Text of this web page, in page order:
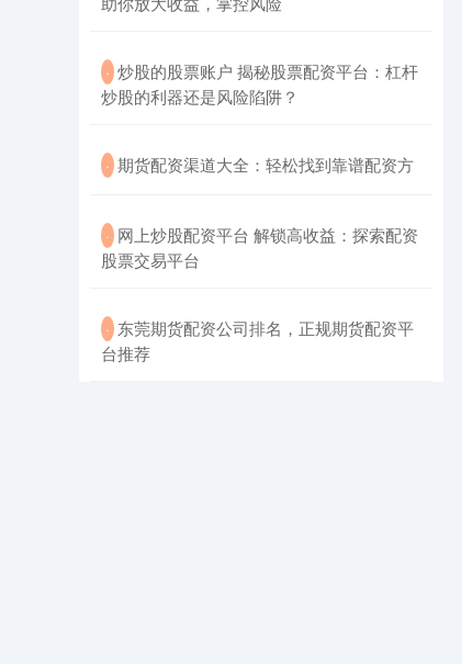
· ​炒股的股票账户 揭秘股票配资平台：杠杆
炒股的利器还是风险陷阱？
· ​期货配资渠道大全：轻松找到靠谱配资方
· ​网上炒股配资平台 解锁高收益：探索配资
股票交易平台
· ​东莞期货配资公司排名，正规期货配资平
台推荐